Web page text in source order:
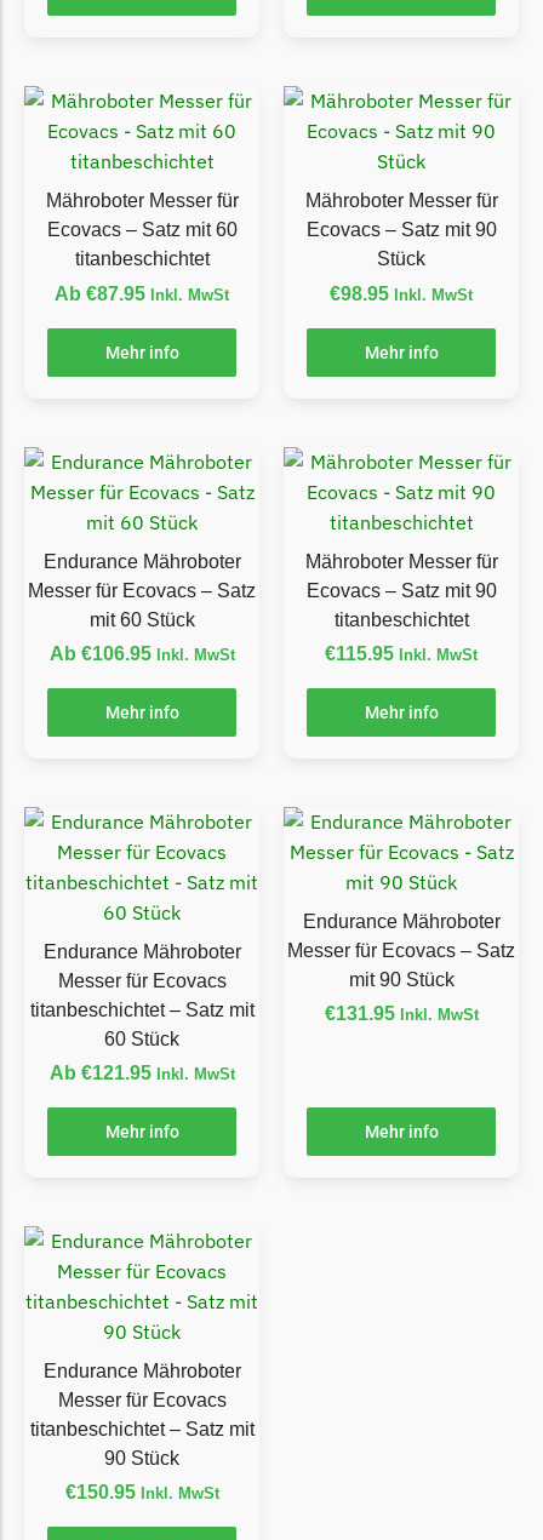
Begrenzungsdraht
NAC Messer
Begrenzungsdraht
Orbex Messer
Begrenzungsdraht
Philips
Philips Messer
Begrenzungsdraht
Powerplus Messer
Begrenzungsdraht
Powerworks Messer
Begrenzungsdraht
Robomow
Robomow Messer
Begrenzungsdraht
Scheppach Messer
Begrenzungsdraht
Segway
Segway Navimow Messer
Sunseeker
Sunseeker Messer
TECH Line
TECH Line Messer
Begrenzungsdraht
Texas Messer
Begrenzungsdraht
Wiper Messer
Begrenzungsdraht
WOLF-Garten
Wolf-Garten Messer
Mähroboter Messer für
Ecovacs – Satz mit 60
titanbeschichtet
Ab €87.95 Inkl. MwSt
Mehr info
Mähroboter Messer für
Ecovacs – Satz mit 90
Stück
€98.95 Inkl. MwSt
Mehr info
Endurance Mähroboter
Messer für Ecovacs – Satz
mit 60 Stück
Ab €106.95 Inkl. MwSt
Mehr info
Mähroboter Messer für
Ecovacs – Satz mit 90
titanbeschichtet
€115.95 Inkl. MwSt
Mehr info
Endurance Mähroboter
Messer für Ecovacs
titanbeschichtet – Satz mit
60 Stück
Ab €121.95 Inkl. MwSt
Mehr info
Endurance Mähroboter
Messer für Ecovacs – Satz
mit 90 Stück
€131.95 Inkl. MwSt
Mehr info
Endurance Mähroboter
Messer für Ecovacs
titanbeschichtet – Satz mit
90 Stück
€150.95 Inkl. MwSt